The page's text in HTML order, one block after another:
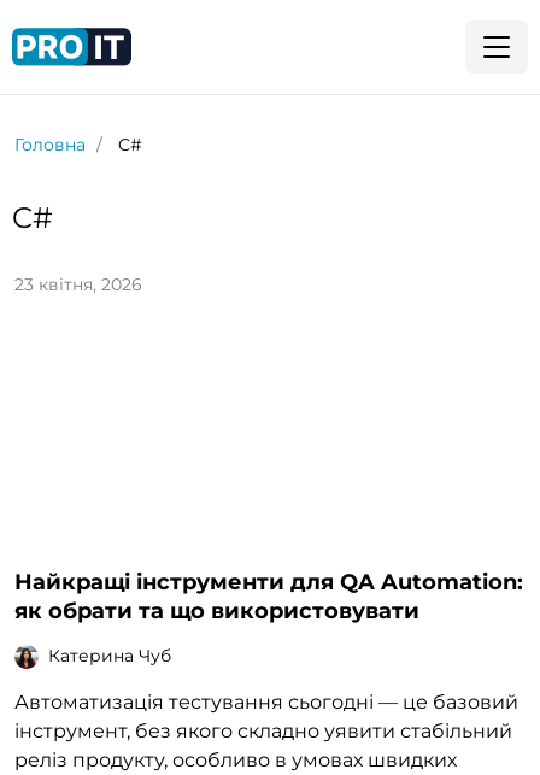
Головна C#
C#
23 квітня, 2026
Найкращі інструменти для QA Automation:
як обрати та що використовувати
Катерина Чуб
Автоматизація тестування сьогодні — це базовий
інструмент, без якого складно уявити стабільний
реліз продукту, особливо в умовах швидких